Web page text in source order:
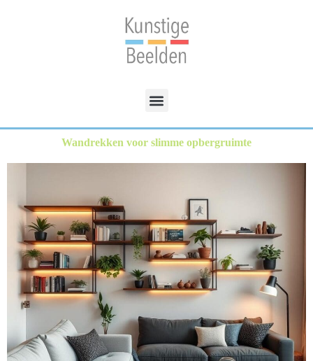
Wandrekken voor slimme opbergruimte